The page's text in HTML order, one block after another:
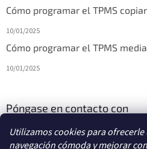
Utilizamos cookies para
navegación cómoda y mejorar
Cómo programar el TPMS
10/01/2025
Cómo programar el TPMS
10/01/2025
Póngase en contacto con
info@diagstore.es